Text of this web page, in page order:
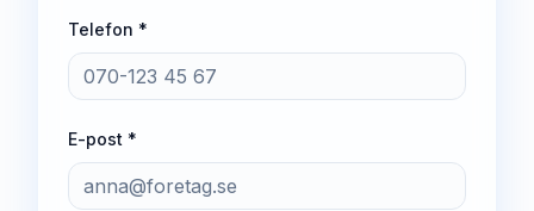
Telefon *
E-post *